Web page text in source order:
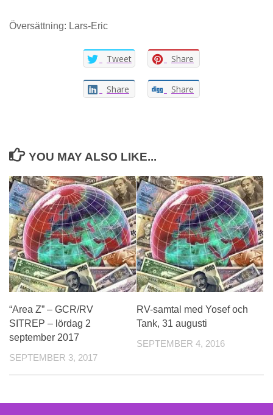
Översättning: Lars-Eric
Tweet Share
Share Share
YOU MAY ALSO LIKE...
“Area Z” – GCR/RV
SITREP – lördag 2
september 2017
SEPTEMBER 3, 2017
RV-samtal med Yosef och
Tank, 31 augusti
SEPTEMBER 4, 2016